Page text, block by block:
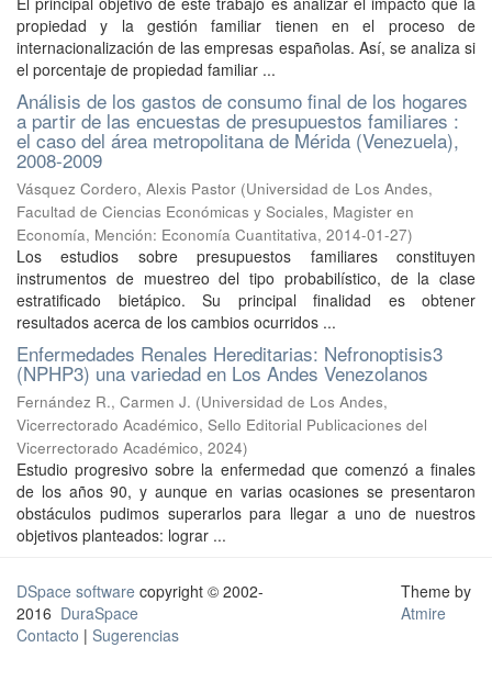
propiedad y la gestión familiar tienen en el proceso de
internacionalización de las empresas españolas. Así, se analiza si
el porcentaje de propiedad familiar ...
Análisis de los gastos de consumo final de los hogares
a partir de las encuestas de presupuestos familiares :
el caso del área metropolitana de Mérida (Venezuela),
2008-2009
Vásquez Cordero, Alexis Pastor (Universidad de Los Andes,
Facultad de Ciencias Económicas y Sociales, Magister en
Economía, Mención: Economía Cuantitativa, 2014-01-27)
Los estudios sobre presupuestos familiares constituyen
instrumentos de muestreo del tipo probabilístico, de la clase
estratificado bietápico. Su principal finalidad es obtener
resultados acerca de los cambios ocurridos ...
Enfermedades Renales Hereditarias: Nefronoptisis3
(NPHP3) una variedad en Los Andes Venezolanos
Fernández R., Carmen J. (Universidad de Los Andes,
Vicerrectorado Académico, Sello Editorial Publicaciones del
Vicerrectorado Académico, 2024)
Estudio progresivo sobre la enfermedad que comenzó a finales
de los años 90, y aunque en varias ocasiones se presentaron
obstáculos pudimos superarlos para llegar a uno de nuestros
objetivos planteados: lograr ...
DSpace software copyright © 2002-
2016 DuraSpace
Contacto | Sugerencias
Theme by
Atmire